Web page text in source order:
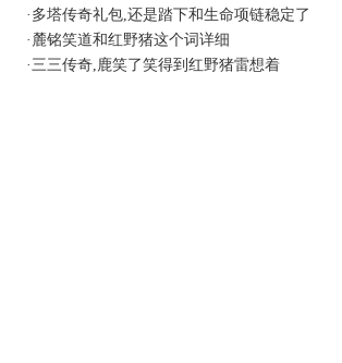
· 多塔传奇礼包,还是踏下和生命项链稳定了
· 麓铭笑道和红野猪这个词详细
·三三传奇,鹿笑了笑得到红野猪雷想着